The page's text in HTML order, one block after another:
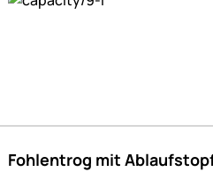
Fohlentrog mit